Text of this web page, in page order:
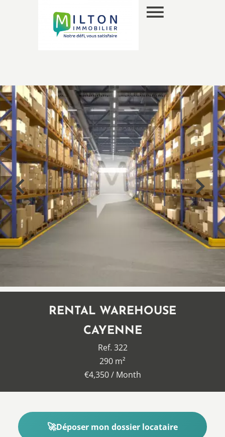
RENTAL WAREHOUSE
CAYENNE
Ref. 322
290 m²
€4,350 / Month
Déposer mon dossier locataire